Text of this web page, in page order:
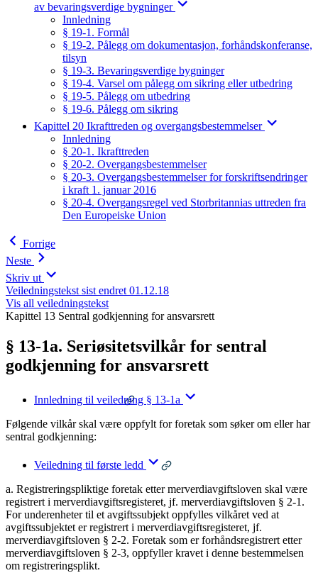
av bevaringsverdige bygninger
Innledning
§ 19-1. Formål
§ 19-2. Pålegg om dokumentasjon, forhåndskonferanse,
tilsyn
§ 19-3. Bevaringsverdige bygninger
§ 19-4. Varsel om pålegg om sikring eller utbedring
§ 19-5. Pålegg om utbedring
§ 19-6. Pålegg om sikring
Kapittel 20 Ikrafttreden og overgangsbestemmelser
Innledning
§ 20-1. Ikrafttreden
§ 20-2. Overgangsbestemmelser
§ 20-3. Overgangsbestemmelser for forskriftsendringer
i kraft 1. januar 2016
§ 20-4. Overgangsregel ved Storbritannias uttreden fra
Den Europeiske Union
Forrige
Neste
Skriv ut
Veiledningstekst sist endret 01.12.18
Vis all veiledningstekst
Kapittel 13 Sentral godkjenning for ansvarsrett
§ 13-1a. Seriøsitetsvilkår for sentral
godkjenning for ansvarsrett
Innledning til veiledning § 13-1a
Følgende vilkår skal være oppfylt for foretak som søker om eller har
sentral godkjenning:
Veiledning til første ledd
a. Registreringspliktige foretak etter merverdiavgiftsloven skal være
registrert i merverdiavgiftsregisteret, jf. merverdiavgiftsloven § 2-1.
For underenheter til et avgiftssubjekt oppfylles vilkåret ved at
avgiftssubjektet er registrert i merverdiavgiftsregisteret, jf.
merverdiavgiftsloven § 2-2. Foretak som er forhåndsregistrert etter
merverdiavgiftsloven § 2-3, oppfyller kravet i denne bestemmelsen
om registreringsplikt.